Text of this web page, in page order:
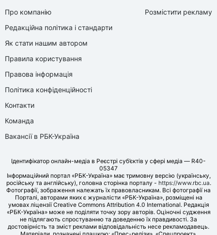
Про компанію
Редакційна політика і стандарти
Як стати нашим автором
Правила користування
Правова інформація
Політика конфіденційності
Контакти
Команда
Вакансії в РБК-Україна
Розмістити рекламу
Ідентифікатор онлайн-медіа в Реєстрі суб’єктів у сфері медіа — R40-
05347
Інформаційний портал «РБК-Україна» має тримовну версію (українську,
російську та англійську), головна сторінка порталу - https://www.rbc.ua.
Фотографії, зображення належать їх правовласникам. Всі фотографії на
Порталі, авторами яких є журналісти «РБК-Україна», розміщені на
умовах ліцензії Creative Commons Attribution 4.0 International. Редакція
«РБК-Україна» може не поділяти точку зору авторів. Оціночні судження
не підлягають спростуванню та доведенню їх правдивості. За
достовірність та зміст реклами відповідальність несе рекламодавець.